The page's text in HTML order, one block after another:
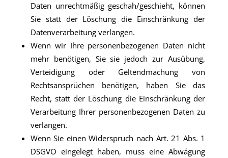
Daten unrechtmäßig geschah/geschieht, können
Sie statt der Löschung die Einschränkung der
Datenverarbeitung verlangen.
Wenn wir Ihre personenbezogenen Daten nicht
mehr benötigen, Sie sie jedoch zur Ausübung,
Verteidigung oder Geltendmachung von
Rechtsansprüchen benötigen, haben Sie das
Recht, statt der Löschung die Einschränkung der
Verarbeitung Ihrer personenbezogenen Daten zu
verlangen.
Wenn Sie einen Widerspruch nach Art. 21 Abs. 1
DSGVO eingelegt haben, muss eine Abwägung